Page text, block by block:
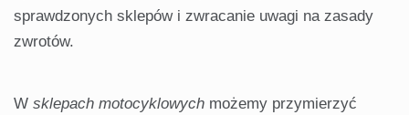
sprawdzonych sklepów i zwracanie uwagi na zasady
zwrotów.
W sklepach motocyklowych możemy przymierzyć